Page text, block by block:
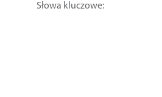
Słowa kluczowe: